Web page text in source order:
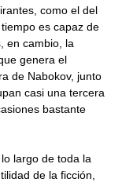
como el del
es capaz de
en cambio, la
genera el
de Nabokov, junto
casi una tercera
bastante
largo de toda la
de la ficción,